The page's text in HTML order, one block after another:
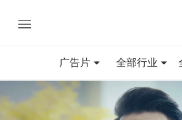
广告片 全部行业